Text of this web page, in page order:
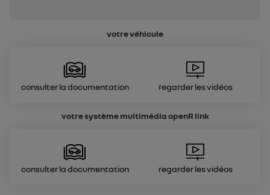
votre véhicule
Consulter la documentation Regarder les vidéos
votre système multimédiaopenR link
Consulter la documentation Regarder les vidéos